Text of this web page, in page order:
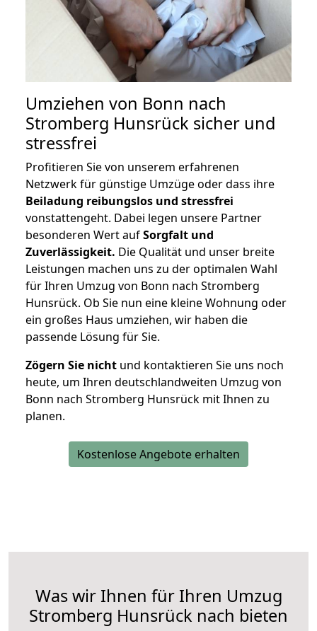
Umziehen von Bonn nach
Stromberg Hunsrück sicher und
stressfrei
Profitieren Sie von unserem erfahrenen
Netzwerk für günstige Umzüge oder dass ihre
Beiladung reibungslos und stressfrei
vonstattengeht. Dabei legen unsere Partner
besonderen Wert aufSorgfalt und
Zuverlässigkeit. Die Qualität und unser breite
Leistungen machen uns zu der optimalen Wahl
für Ihren Umzug von Bonn nach Stromberg
Hunsrück. Ob Sie nun eine kleine Wohnung oder
ein großes Haus umziehen, wir haben die
passende Lösung für Sie.
Zögern Sie nicht und kontaktieren Sie uns noch
heute, um Ihren deutschlandweiten Umzug von
Bonn nach Stromberg Hunsrück mit Ihnen zu
planen.
Kostenlose Angebote erhalten
Was wir Ihnen für Ihren Umzug
Stromberg Hunsrück nach bieten